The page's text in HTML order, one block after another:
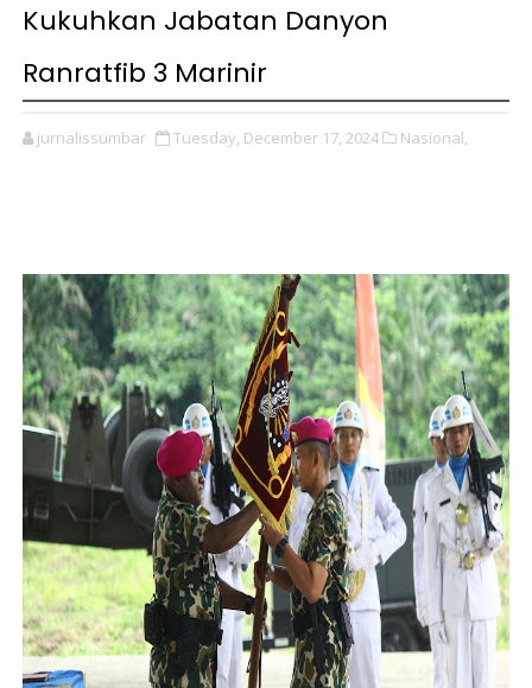
Kukuhkan Jabatan Danyon
Ranratfib 3 Marinir
jurnalissumbar Tuesday, December 17, 2024 Nasional,